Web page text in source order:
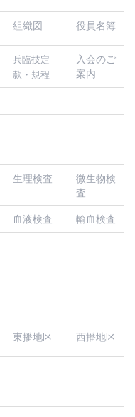
組織図 役員名簿
兵臨技定
款・規程
入会のご
案内
生理検査
微生物検
査
血液検査
輸血検査
東播地区 西播地区